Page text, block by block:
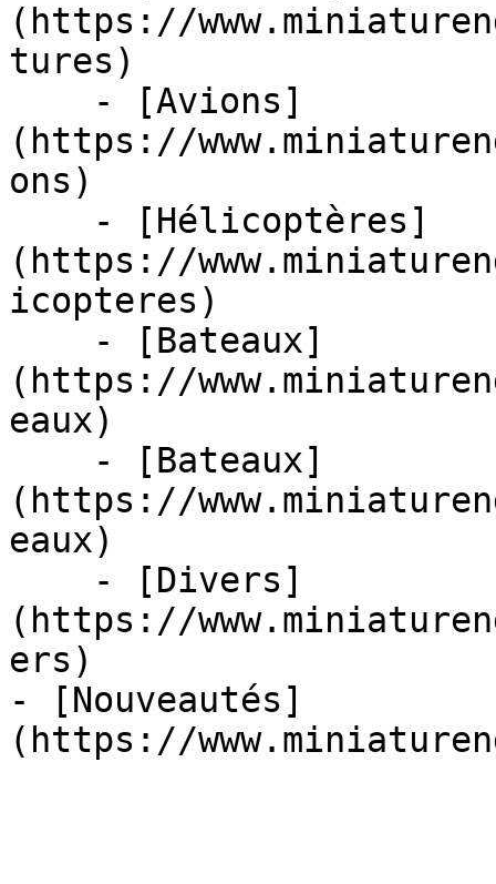
(https://
tures)
(https://
ons)
(https://
icopteres)
(https://
eaux)
(https://
eaux)
(https://
ers)
- [Nouveautés]